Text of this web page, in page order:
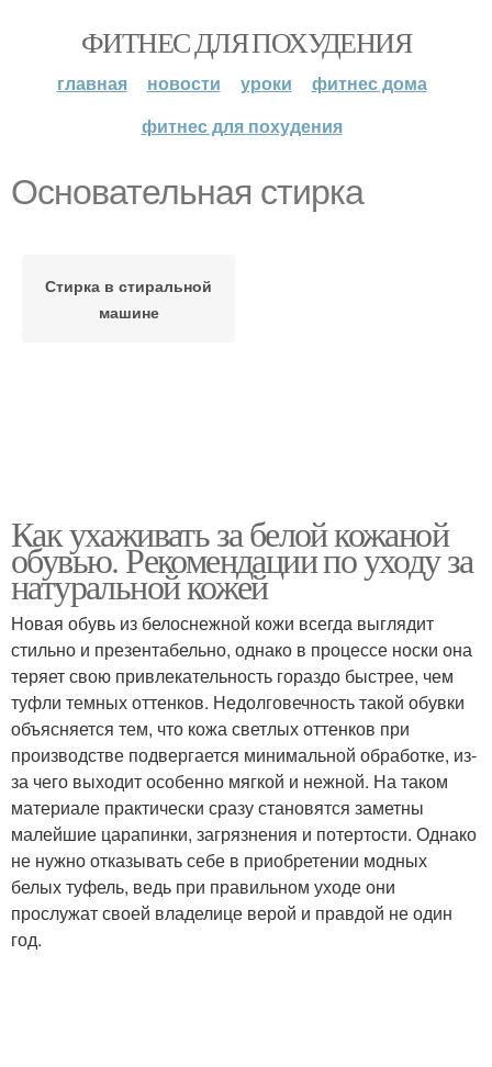
ФИТНЕС ДЛЯ ПОХУДЕНИЯ
главная новости уроки
фитнес дома
фитнес для похудения
Основательная стирка
Стирка в стиральной
машине
Как ухаживать за белой кожаной
обувью. Рекомендации по уходу за
натуральной кожей
Новая обувь из белоснежной кожи всегда выглядит
стильно и презентабельно, однако в процессе носки она
теряет свою привлекательность гораздо быстрее, чем
туфли темных оттенков. Недолговечность такой обувки
объясняется тем, что кожа светлых оттенков при
производстве подвергается минимальной обработке, из-
за чего выходит особенно мягкой и нежной. На таком
материале практически сразу становятся заметны
малейшие царапинки, загрязнения и потертости. Однако
не нужно отказывать себе в приобретении модных
белых туфель, ведь при правильном уходе они
прослужат своей владелице верой и правдой не один
год.